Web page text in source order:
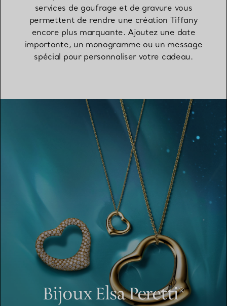
services de gaufrage et de gravure vous
permettent de rendre une création Tiffany
encore plus marquante. Ajoutez une date
importante, un monogramme ou un message
spécial pour personnaliser votre cadeau.
Bijoux Elsa Peretti®